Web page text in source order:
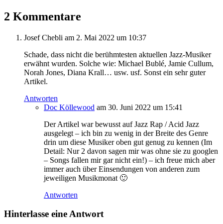
2 Kommentare
Josef Chebli am 2. Mai 2022 um 10:37
Schade, dass nicht die berühmtesten aktuellen Jazz-Musiker
erwähnt wurden. Solche wie: Michael Bublé, Jamie Cullum,
Norah Jones, Diana Krall… usw. usf. Sonst ein sehr guter
Artikel.
Antworten
Doc Köllewood am 30. Juni 2022 um 15:41
Der Artikel war bewusst auf Jazz Rap / Acid Jazz
ausgelegt – ich bin zu wenig in der Breite des Genre
drin um diese Musiker oben gut genug zu kennen (Im
Detail: Nur 2 davon sagen mir was ohne sie zu googlen
– Songs fallen mir gar nicht ein!) – ich freue mich aber
immer auch über Einsendungen von anderen zum
jeweiligen Musikmonat 🙂
Antworten
Hinterlasse eine Antwort